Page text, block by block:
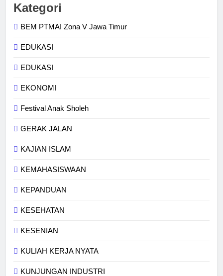
Kategori
BEM PTMAI Zona V Jawa Timur
EDUKASI
EDUKASI
EKONOMI
Festival Anak Sholeh
GERAK JALAN
KAJIAN ISLAM
KEMAHASISWAAN
KEPANDUAN
KESEHATAN
KESENIAN
KULIAH KERJA NYATA
KUNJUNGAN INDUSTRI